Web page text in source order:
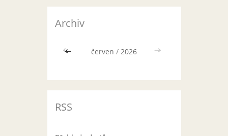
Archiv
<< červen / 2026 >>
RSS